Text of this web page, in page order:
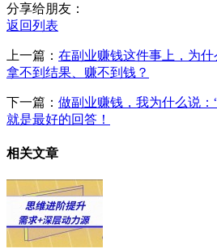
分享给朋友：
返回列表
上一篇： 在副业赚钱这件事上，为什
拿不到结果、赚不到钱？
下一篇： 做副业赚钱，我为什么说
就是最好的回答！
相关文章